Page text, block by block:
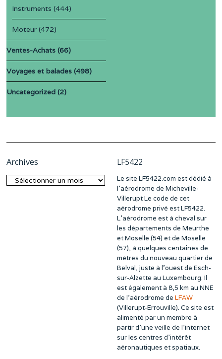
Instruments (444)
Moteur (472)
Ventes-Achats (66)
Voyages et balades (498)
Uncategorized (2)
Archives
Archives
LF5422
Le site LF5422.com est dédié à
l’aérodrome de Micheville-
Villerupt Le code de cet
aérodrome privé est LF5422.
L’aérodrome est à cheval sur
les départements de Meurthe
et Moselle (54) et de Moselle
(57), à quelques centaines de
mètres du nouveau quartier de
Belval, juste à l’ouest de Esch-
sur-Alzette au Luxembourg. Il
est également à 8,5 km au NNE
de l’aérodrome de LFAW
(Villerupt-Errouville). Ce site est
alimenté par un membre à
partir d’une veille de l’internet
sur les centres d’intérêt
aéronautiques et spatiaux.